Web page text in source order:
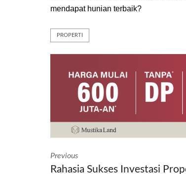
mendapat hunian terbaik?
PROPERTI
Previous
Rahasia Sukses Investasi